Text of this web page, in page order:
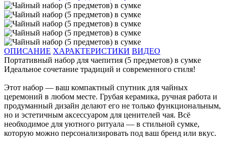
ОПИСАНИЕ ХАРАКТЕРИСТИКИ ВИДЕО
Портативный набор для чаепития (5 предметов) в сумке
Идеальное сочетание традиций и современного стиля!
Этот набор — ваш компактный спутник для чайных
церемоний в любом месте. Грубая керамика, ручная работа и
продуманный дизайн делают его не только функциональным,
но и эстетичным аксессуаром для ценителей чая. Всё
необходимое для уютного ритуала — в стильной сумке,
которую можно персонализировать под ваш бренд или вкус.